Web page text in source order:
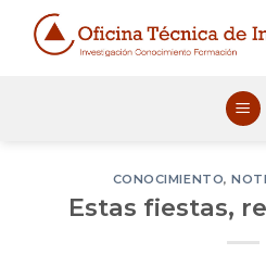
CONOCIMIENTO,
Estas fiestas,